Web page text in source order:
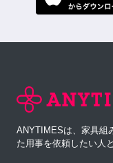
ANYTIMESは、家具組
た用事を依頼したい人